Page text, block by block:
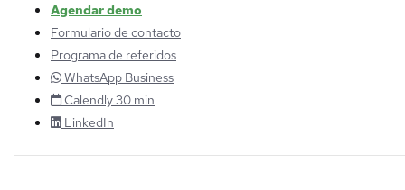
Agendar demo
Formulario de contacto
Programa de referidos
WhatsApp Business
Calendly 30 min
LinkedIn